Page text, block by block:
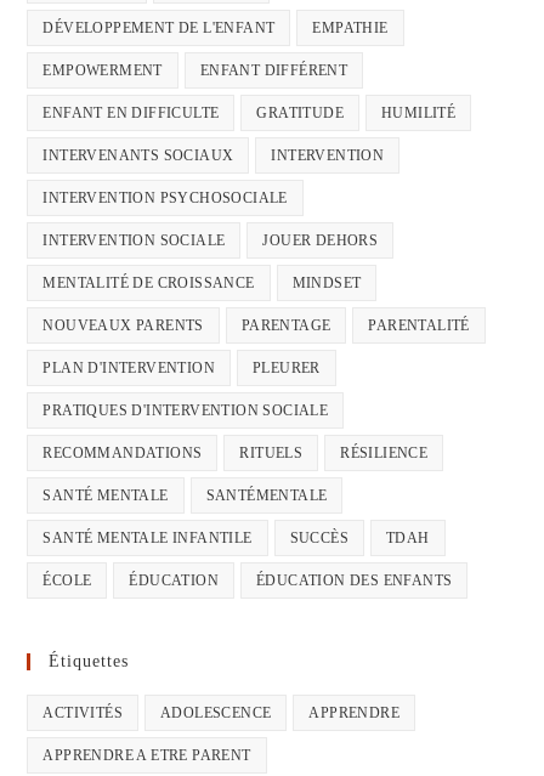
DÉVELOPPEMENT DE L'ENFANT EMPATHIE
EMPOWERMENT ENFANT DIFFÉRENT
ENFANT EN DIFFICULTE GRATITUDE HUMILITÉ
INTERVENANTS SOCIAUX INTERVENTION
INTERVENTION PSYCHOSOCIALE
INTERVENTION SOCIALE JOUER DEHORS
MENTALITÉ DE CROISSANCE MINDSET
NOUVEAUX PARENTS PARENTAGE PARENTALITÉ
PLAN D'INTERVENTION PLEURER
PRATIQUES D'INTERVENTION SOCIALE
RECOMMANDATIONS RITUELS RÉSILIENCE
SANTÉ MENTALE SANTÉMENTALE
SANTÉ MENTALE INFANTILE SUCCÈS TDAH
ÉCOLE ÉDUCATION ÉDUCATION DES ENFANTS
Étiquettes
ACTIVITÉS ADOLESCENCE APPRENDRE
APPRENDRE A ETRE PARENT